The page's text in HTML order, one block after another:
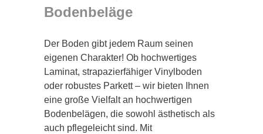
Bodenbeläge
Der Boden gibt jedem Raum seinen
eigenen Charakter! Ob hochwertiges
Laminat, strapazierfähiger Vinylboden
oder robustes Parkett – wir bieten Ihnen
eine große Vielfalt an hochwertigen
Bodenbelägen, die sowohl ästhetisch als
auch pflegeleicht sind. Mit